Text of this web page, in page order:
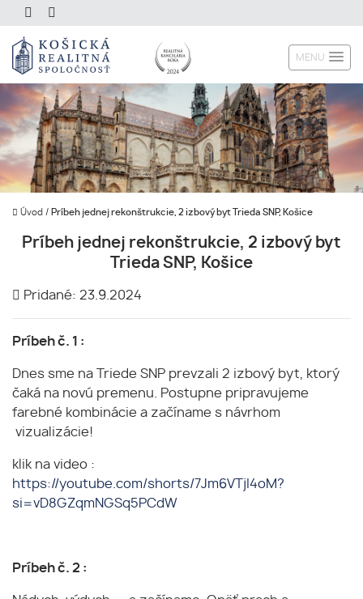
MENU
Úvod / Príbeh jednej rekonštrukcie, 2 izbový byt Trieda SNP, Košice
Príbeh jednej rekonštrukcie, 2 izbový byt
Trieda SNP, Košice
Pridané: 23.9.2024
Príbeh č. 1 :
Dnes sme na Triede SNP prevzali 2 izbový byt, ktorý
čaká na novú premenu. Postupne pripravujeme
farebné kombinácie a začíname s návrhom
vizualizácie!
klik na video :
https://youtube.com/shorts/7Jm6VTjI4oM?
si=vD8GZqmNGSq5PCdW
Príbeh č. 2 :